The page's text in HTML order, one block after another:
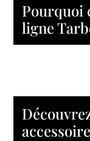
Pourquoi
ligne